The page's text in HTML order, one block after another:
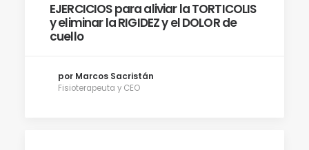
EJERCICIOS para aliviar la TORTICOLIS
y eliminar la RIGIDEZ y el DOLOR de
cuello
por Marcos Sacristán
Fisioterapeuta y CEO